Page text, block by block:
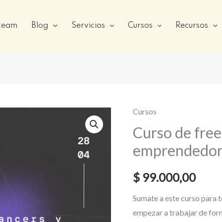
Blog Servicios Cursos Recursos
Cursos
Curso de
$ 99.000,00
Sumate a este curso para
empezar a trabajar de
Curso
de
y
emprendedores
ambientales
cantidad